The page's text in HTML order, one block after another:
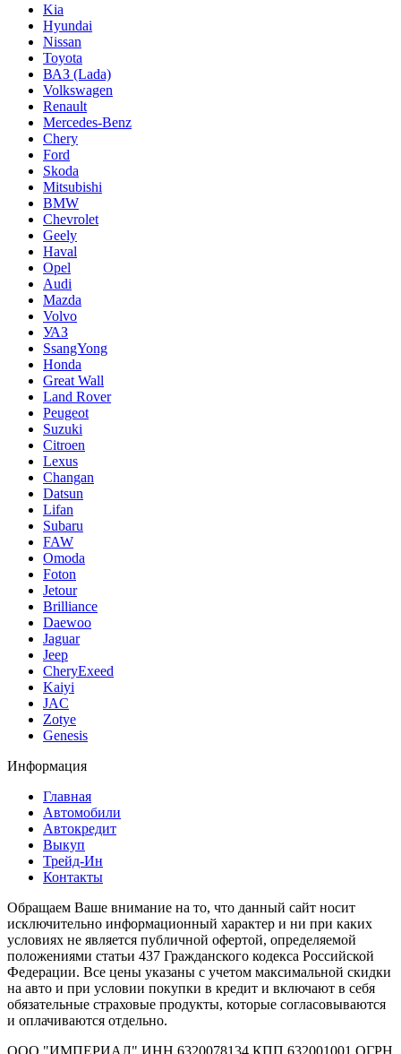
Kia
Hyundai
Nissan
Toyota
ВАЗ (Lada)
Volkswagen
Renault
Mercedes-Benz
Chery
Ford
Skoda
Mitsubishi
BMW
Chevrolet
Geely
Haval
Opel
Audi
Mazda
Volvo
УАЗ
SsangYong
Honda
Great Wall
Land Rover
Peugeot
Suzuki
Citroen
Lexus
Changan
Datsun
Lifan
Subaru
FAW
Omoda
Foton
Jetour
Brilliance
Daewoo
Jaguar
Jeep
CheryExeed
Kaiyi
JAC
Zotye
Genesis
Информация
Главная
Автомобили
Автокредит
Выкуп
Трейд-Ин
Контакты
Обращаем Ваше внимание на то, что данный сайт носит
исключительно информационный характер и ни при каких
условиях не является публичной офертой, определяемой
положениями статьи 437 Гражданского кодекса Российской
Федерации. Все цены указаны с учетом максимальной скидки
на авто и при условии покупки в кредит и включают в себя
обязательные страховые продукты, которые согласовываются
и оплачиваются отдельно.
ООО "ИМПЕРИАЛ" ИНН 6320078134 КПП 632001001 ОГРН